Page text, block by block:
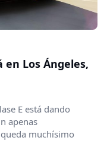
en Los Ángeles,
E está dando
apenas
muchísimo